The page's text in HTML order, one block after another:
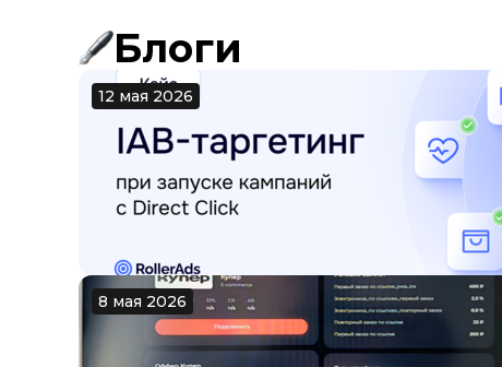
Блоги
12 мая 2026
8 мая 2026